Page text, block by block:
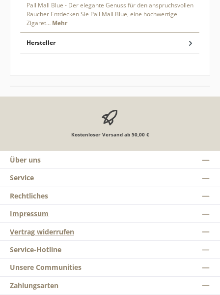
Pall Mall Blue - Der elegante Genuss für den anspruchsvollen
Raucher Entdecken Sie Pall Mall Blue, eine hochwertige
Zigaret… Mehr
Hersteller
Kostenloser Versand ab 50,00 €
Über uns
Service
Rechtliches
Impressum
Vertrag widerrufen
Service-Hotline
Unsere Communities
Zahlungsarten